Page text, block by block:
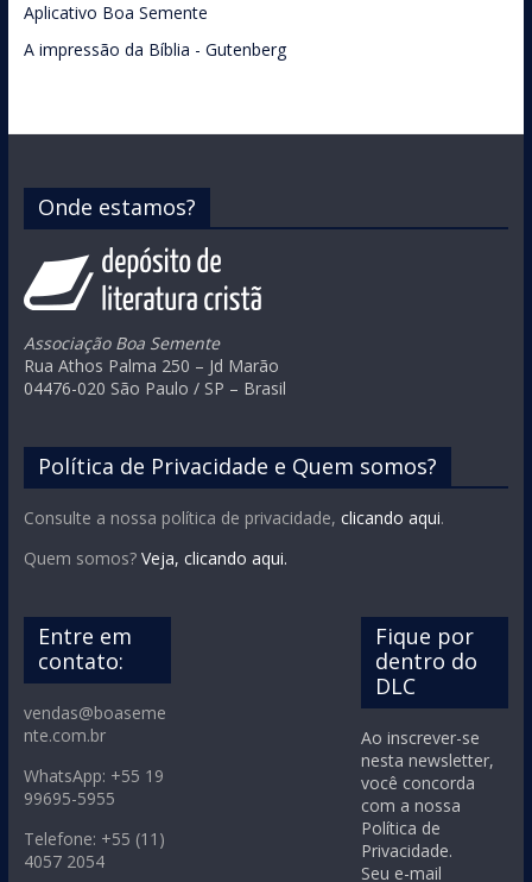
Aplicativo Boa Semente
A impressão da Bíblia - Gutenberg
Onde estamos?
Associação Boa Semente
Rua Athos Palma 250 – Jd Marão
04476-020 São Paulo / SP – Brasil
Política de Privacidade e Quem somos?
Consulte a nossa política de privacidade, clicando aqui.
Quem somos? Veja, clicando aqui.
Entre em
contato:
vendas@boaseme
nte.com.br
WhatsApp: +55 19
99695-5955
Telefone: +55 (11)
4057 2054
Fique por
dentro do
DLC
Ao inscrever-se
nesta newsletter,
você concorda
com a nossa
Política de
Privacidade.
Seu e-mail